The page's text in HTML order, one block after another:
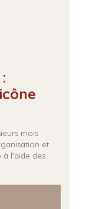
mois
et
à l'aide des